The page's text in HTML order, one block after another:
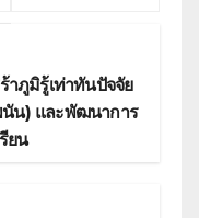
าภูมิรู้เท่าทันปัจจัย
นัน) และพัฒนาการ
ยน